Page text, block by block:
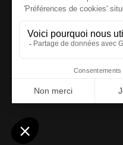
Termes et conditions
|